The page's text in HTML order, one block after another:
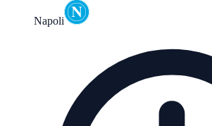
Napoli